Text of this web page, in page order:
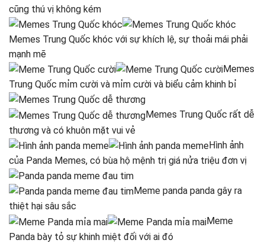
cũng thú vị không kém
Memes Trung Quốc khóc với sự khích lệ, sự thoải mái phải
mạnh mẽ
Memes
Trung Quốc mỉm cười và mỉm cười và biểu cảm khinh bỉ
Memes Trung Quốc rất dễ
thương và có khuôn mặt vui vẻ
Hình ảnh
của Panda Memes, có bùa hộ mệnh trị giá nửa triệu đơn vị
Meme panda panda gây ra
thiệt hại sâu sắc
Meme
Panda bày tỏ sự khinh miệt đối với ai đó